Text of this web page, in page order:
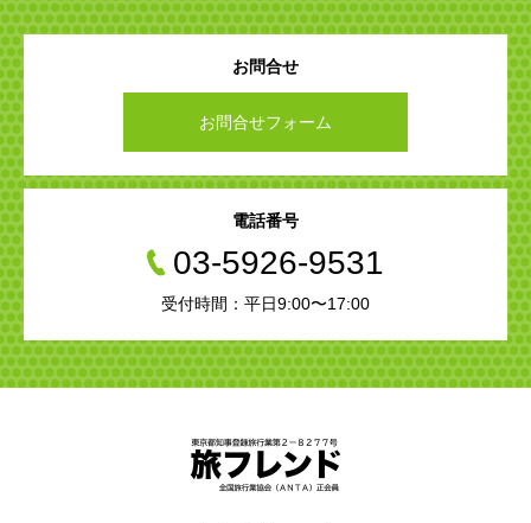
お問合せ
お問合せフォーム
電話番号
03-5926-9531
受付時間：平日9:00〜17:00